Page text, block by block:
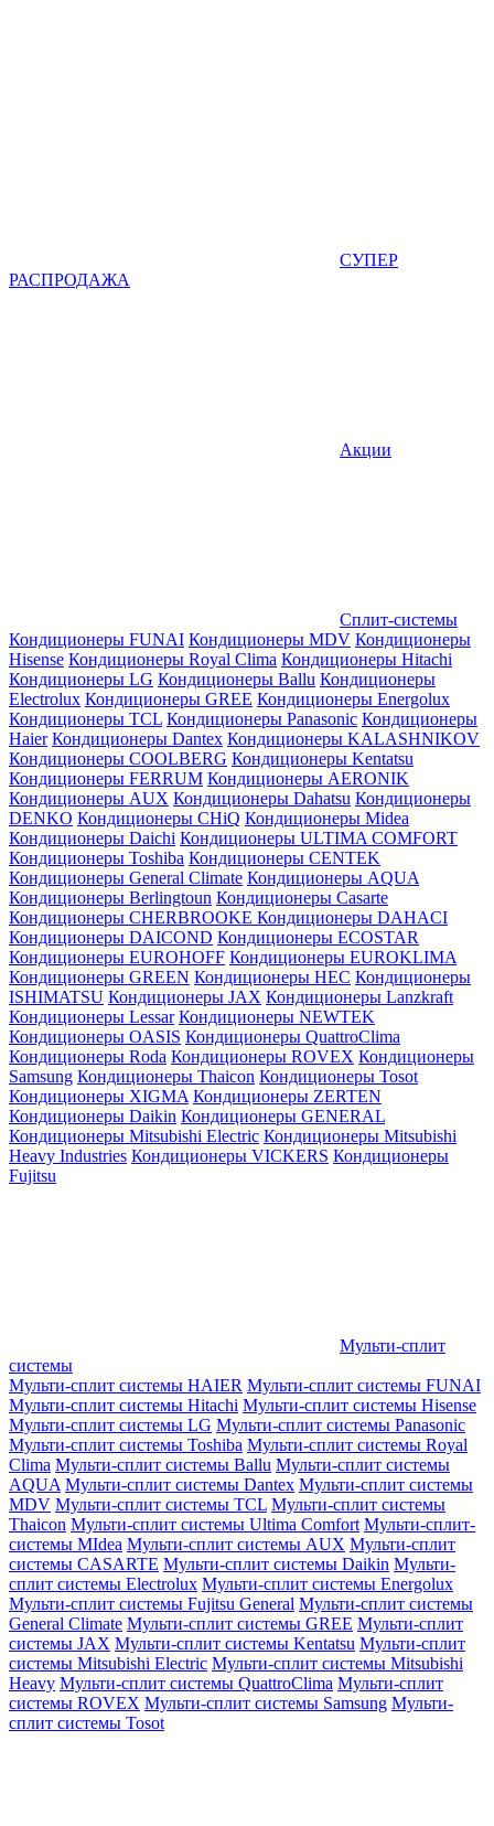
СУПЕР
РАСПРОДАЖА
Акции
Сплит-системы
Кондиционеры FUNAI Кондиционеры MDV Кондиционеры
Hisense Кондиционеры Royal Clima Кондиционеры Hitachi
Кондиционеры LG Кондиционеры Ballu Кондиционеры
Electrolux Кондиционеры GREE Кондиционеры Energolux
Кондиционеры TCL Кондиционеры Panasonic Кондиционеры
Haier Кондиционеры Dantex Кондиционеры KALASHNIKOV
Кондиционеры СOOLBERG Кондиционеры Kentatsu
Кондиционеры FERRUM Кондиционеры AERONIK
Кондиционеры AUX Кондиционеры Dahatsu Кондиционеры
DENKO Кондиционеры CHiQ Кондиционеры Midea
Кондиционеры Daichi Кондиционеры ULTIMA COMFORT
Кондиционеры Toshiba Кондиционеры CENTEK
Кондиционеры General Climate Кондиционеры AQUA
Кондиционеры Berlingtoun Кондиционеры Casarte
Кондиционеры CHERBROOKE Кондиционеры DAHACI
Кондиционеры DAICOND Кондиционеры ECOSTAR
Кондиционеры EUROHOFF Кондиционеры EUROKLIMA
Кондиционеры GREEN Кондиционеры HEC Кондиционеры
ISHIMATSU Кондиционеры JAX Кондиционеры Lanzkraft
Кондиционеры Lessar Кондиционеры NEWTEK
Кондиционеры OASIS Кондиционеры QuattroClima
Кондиционеры Roda Кондиционеры ROVEX Кондиционеры
Samsung Кондиционеры Thaicon Кондиционеры Tosot
Кондиционеры XIGMA Кондиционеры ZERTEN
Кондиционеры Daikin Кондиционеры GENERAL
Кондиционеры Mitsubishi Electric Кондиционеры Mitsubishi
Heavy Industries Кондиционеры VICKERS Кондиционеры
Fujitsu
Мульти-сплит
системы
Мульти-сплит системы HAIER Мульти-сплит системы FUNAI
Мульти-сплит системы Hitachi Мульти-сплит системы Hisense
Мульти-сплит системы LG Мульти-сплит системы Panasonic
Мульти-сплит системы Toshiba Мульти-сплит системы Royal
Clima Мульти-сплит системы Ballu Мульти-сплит системы
AQUA Мульти-сплит системы Dantex Мульти-сплит системы
MDV Мульти-сплит системы TCL Мульти-сплит системы
Thaicon Мульти-сплит системы Ultima Comfort Мульти-сплит-
системы MIdea Мульти-сплит системы AUX Мульти-сплит
системы CASARTE Мульти-сплит системы Daikin Мульти-
сплит системы Electrolux Мульти-сплит системы Energolux
Мульти-сплит системы Fujitsu General Мульти-сплит системы
General Climate Мульти-сплит системы GREE Мульти-сплит
системы JAX Мульти-сплит системы Kentatsu Мульти-сплит
системы Mitsubishi Electric Мульти-сплит системы Mitsubishi
Heavy Мульти-сплит системы QuattroClima Мульти-сплит
системы ROVEX Мульти-сплит системы Samsung Мульти-
сплит системы Tosot